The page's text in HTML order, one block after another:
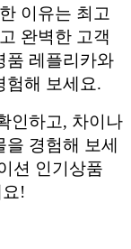
이유는 최고
완벽한 고객
품 레플리카와
험해 보세요.
인하고, 차이나
을 경험해 보세
션 인기상품
!